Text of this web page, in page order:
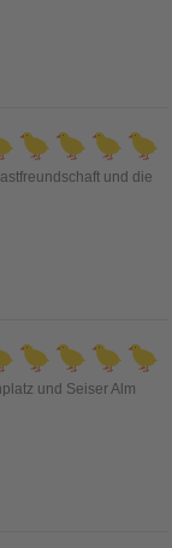
und die
und Seiser Alm